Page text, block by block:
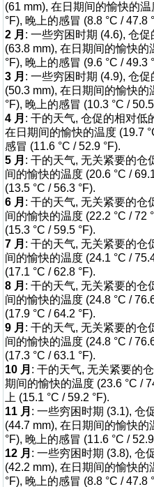
(61 mm), 在日期间的愉快的温
°F), 晚上的感冒 (8.8 °C / 47.8
2 月 : 一些穷困时期 (4.6), 仓
(63.8 mm), 在日期间的愉快的
°F), 晚上的感冒 (9.6 °C / 49.3
3 月 : 一些穷困时期 (4.9), 仓
(50.3 mm), 在日期间的愉快的
°F), 晚上的感冒 (10.3 °C /
4 月 : 干的天气, 仓促的相对低
在日期间的愉快的温度 (19.7
感冒 (11.6 °C / 52.9 °F).
5 月 : 干的天气, 无关紧要的仓
间的愉快的温度 (20.6 °C /
(13.5 °C / 56.3 °F).
6 月 : 干的天气, 无关紧要的仓
间的愉快的温度 (22.2 °C / 72
(15.3 °C / 59.5 °F).
7 月 : 干的天气, 无关紧要的仓
间的愉快的温度 (24.1 °C /
(17.1 °C / 62.8 °F).
8 月 : 干的天气, 无关紧要的仓
间的愉快的温度 (24.8 °C /
(17.9 °C / 64.2 °F).
9 月 : 干的天气, 无关紧要的仓
间的愉快的温度 (24.8 °C /
(17.3 °C / 63.1 °F).
10 月 : 干的天气, 无关紧要的
期间的愉快的温度 (23.6 °C /
上 (15.1 °C / 59.2 °F).
11 月 : 一些穷困时期 (3.1), 仓
(44.7 mm), 在日期间的愉快的
°F), 晚上的感冒 (11.6 °C /
12 月 : 一些穷困时期 (3.8), 仓
(42.2 mm), 在日期间的愉快的
°F), 晚上的感冒 (8.8 °C / 47.8